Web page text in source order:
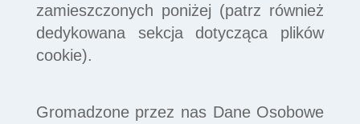
zamieszczonych poniżej (patrz również
dedykowana sekcja dotycząca plików
cookie).
Gromadzone przez nas Dane Osobowe